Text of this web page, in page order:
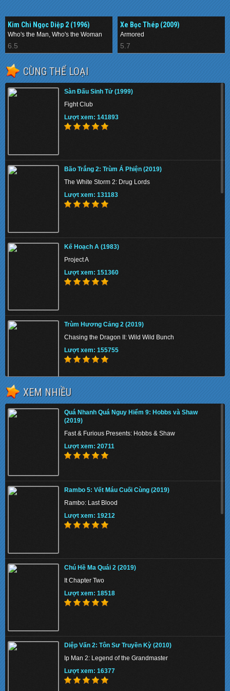
Kim Chi Ngọc Diệp 2 (1996)
Who's the Man, Who's the Woman
6.5
Xe Bọc Thép (2009)
Armored
5.7
CÙNG THỂ LOẠI
Sàn Đấu Sinh Tử (1999)
Fight Club
Lượt xem: 141893
Bão Trắng 2: Trùm Á Phiện (2019)
The White Storm 2: Drug Lords
Lượt xem: 131183
Kế Hoạch A (1983)
Project A
Lượt xem: 151360
Trùm Hương Cảng 2 (2019)
Chasing the Dragon II: Wild Wild Bunch
Lượt xem: 155755
Quá Nhanh Quá Nguy Hiểm 9: Hobbs và Shaw
(2019)
Fast & Furious Presents: Hobbs & Shaw
Lượt xem: 20711
Phi Vụ Nữ Quyền (2019)
Miss & Mrs. Cops
Lượt xem: 138430
Tứ Đại Danh Bổ 3 (2014)
The Four 3 / Si Da Ming Bu 3
Lượt xem: 154396
KungFu Mạc Chược 4: Nữ Thần (2019)
Kung Fu Mahjong Goddess
Lượt xem: 137869
XEM NHIỀU
Quá Nhanh Quá Nguy Hiểm 9: Hobbs và Shaw
(2019)
Fast & Furious Presents: Hobbs & Shaw
Lượt xem: 20711
Rambo 5: Vết Máu Cuối Cùng (2019)
Rambo: Last Blood
Lượt xem: 19212
Chú Hề Ma Quái 2 (2019)
It Chapter Two
Lượt xem: 18518
Diệp Vấn 2: Tôn Sư Truyền Kỳ (2010)
Ip Man 2: Legend of the Grandmaster
Lượt xem: 16377